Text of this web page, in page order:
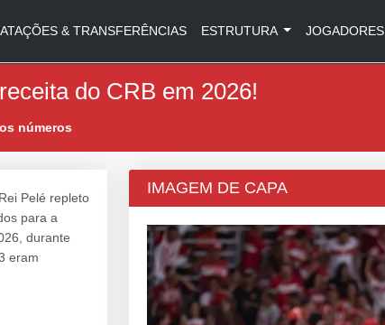
& TRANSFERÊNCIAS ESTRUTURA JOGADORES
do CRB em 2026!
números
Pelé repleto
para a
durante
eram
IMAGEM DE CAPA